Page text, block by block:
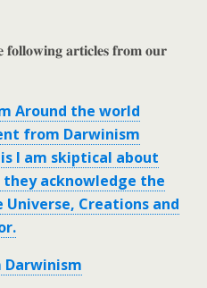
𝐚𝐫𝐭𝐢𝐜𝐥𝐞𝐬 𝐟𝐫𝐨𝐦 𝐨𝐮𝐫
Around the world
from Darwinism
I am skiptical about
acknowledge the
Creations and
Darwinism